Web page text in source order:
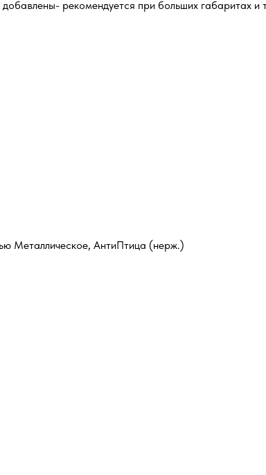
рекомендуется при больших габаритах и
Металлическое, АнтиПтица (нерж.)